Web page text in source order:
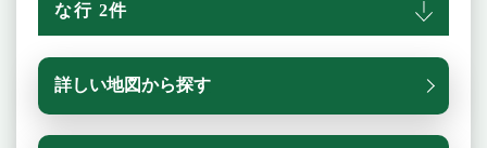
な行 2件
詳しい地図から探す